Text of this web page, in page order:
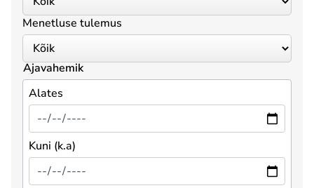
Menetluse tulemus
Ajavahemik
Alates
Kuni (k.a)